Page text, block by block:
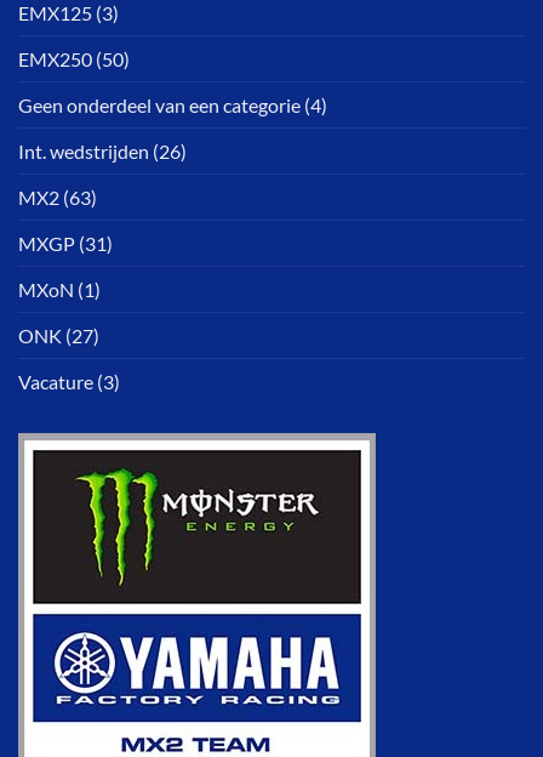
EMX125 (3)
EMX250 (50)
Geen onderdeel van een categorie (4)
Int. wedstrijden (26)
MX2 (63)
MXGP (31)
MXoN (1)
ONK (27)
Vacature (3)